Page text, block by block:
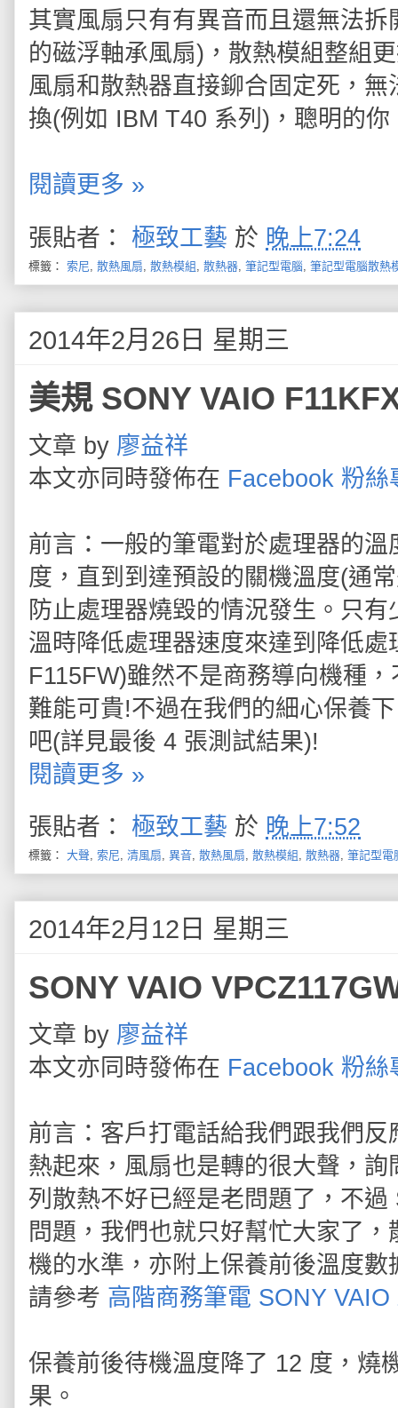
其實風扇只有有異音而且還無法
的磁浮軸承風扇)，散熱模組整組
風扇和散熱器直接鉚合固定死，
換(例如 IBM T40 系列)，聰明的
閱讀更多 »
張貼者： 極致工藝 於 晚上7:24
標籤： 索尼 散熱風扇 散熱模組 散熱器 筆記型電腦 筆記型電腦散熱
2014年2月26日 星期三
美規 SONY VAIO
文章 by 廖益祥
本文亦同時發佈在 Facebook 粉絲
前言：一般的筆電對於處理器的
度，直到到達預設的關機溫度(通
防止處理器燒毀的情況發生。只
溫時降低處理器速度來達到降低
F115FW)雖然不是商務導向機種
難能可貴!不過在我們的細心保養
吧(詳見最後 4 張測試結果)!
閱讀更多 »
張貼者： 極致工藝 於 晚上7:52
標籤： 大聲, 索尼, 清風扇, 異音, 散熱風扇, 散熱模組 , 散熱器, 筆記型電
2014年2月12日 星期三
SONY VAIO
文章 by 廖益祥
本文亦同時發佈在 Facebook 粉絲
前言：客戶打電話給我們跟我們
熱起來，風扇也是轉的很大聲，
列散熱不好已經是老問題了，不
問題，我們也就只好幫忙大家了
機的水準，亦附上保養前後溫度
請參考 高階商務筆電 SONY
保養前後待機溫度降了 12 度，燒
果。